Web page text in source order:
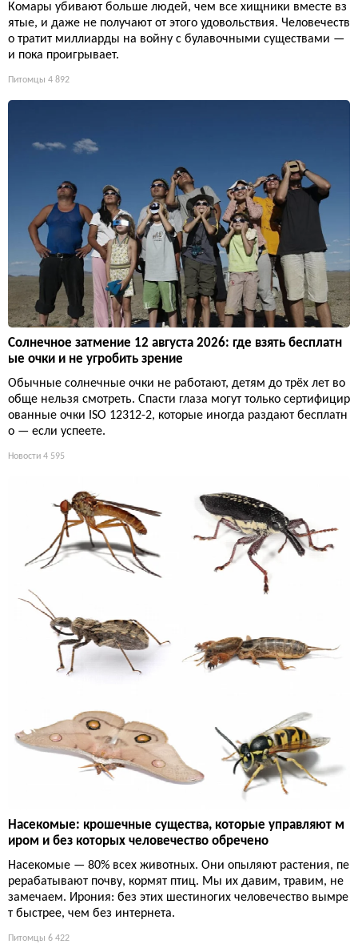
Комары убивают больше людей, чем все хищники вместе вз
ятые, и даже не получают от этого удовольствия. Человечеств
о тратит миллиарды на войну с булавочными существами —
и пока проигрывает.
Питомцы 4 892
Солнечное затмение 12 августа 2026: где взять бесплатн
ые очки и не угробить зрение
Обычные солнечные очки не работают, детям до трёх лет во
обще нельзя смотреть. Спасти глаза могут только сертифицир
ованные очки ISO 12312-2, которые иногда раздают бесплатн
о — если успеете.
Новости 4 595
Насекомые: крошечные существа, которые управляют м
иром и без которых человечество обречено
Насекомые — 80% всех животных. Они опыляют растения, пе
рерабатывают почву, кормят птиц. Мы их давим, травим, не
замечаем. Ирония: без этих шестиногих человечество вымре
т быстрее, чем без интернета.
Питомцы 6 422